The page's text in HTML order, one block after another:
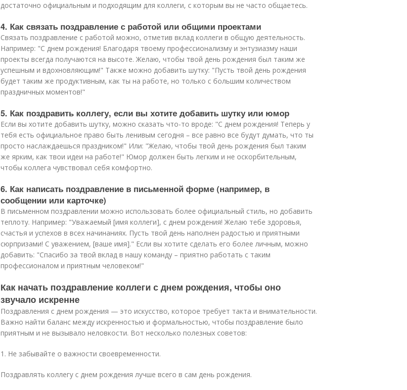
достаточно официальным и подходящим для коллеги, с которым вы не часто общаетесь.
4. Как связать поздравление с работой или общими проектами
Связать поздравление с работой можно, отметив вклад коллеги в общую деятельность.
Например: "С днем рождения! Благодаря твоему профессионализму и энтузиазму наши
проекты всегда получаются на высоте. Желаю, чтобы твой день рождения был таким же
успешным и вдохновляющим!" Также можно добавить шутку: "Пусть твой день рождения
будет таким же продуктивным, как ты на работе, но только с большим количеством
праздничных моментов!"
5. Как поздравить коллегу, если вы хотите добавить шутку или юмор
Если вы хотите добавить шутку, можно сказать что-то вроде: "С днем рождения! Теперь у
тебя есть официальное право быть ленивым сегодня – все равно все будут думать, что ты
просто наслаждаешься праздником!" Или: "Желаю, чтобы твой день рождения был таким
же ярким, как твои идеи на работе!" Юмор должен быть легким и не оскорбительным,
чтобы коллега чувствовал себя комфортно.
6. Как написать поздравление в письменной форме (например, в
сообщении или карточке)
В письменном поздравлении можно использовать более официальный стиль, но добавить
теплоту. Например: "Уважаемый [имя коллеги], с днем рождения! Желаю тебе здоровья,
счастья и успехов в всех начинаниях. Пусть твой день наполнен радостью и приятными
сюрпризами! С уважением, [ваше имя]." Если вы хотите сделать его более личным, можно
добавить: "Спасибо за твой вклад в нашу команду – приятно работать с таким
профессионалом и приятным человеком!"
Как начать поздравление коллеги с днем рождения, чтобы оно
звучало искренне
Поздравления с днем рождения — это искусство, которое требует такта и внимательности.
Важно найти баланс между искренностью и формальностью, чтобы поздравление было
приятным и не вызывало неловкости. Вот несколько полезных советов:
1. Не забывайте о важности своевременности.
Поздравлять коллегу с днем рождения лучше всего в сам день рождения.